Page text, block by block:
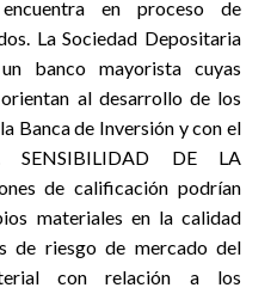
en proceso de
La Sociedad Depositaria
banco mayorista cuyas
al desarrollo de los
Banca de Inversión y con el
SENSIBILIDAD DE LA
de calificación podrían
materiales en la calidad
de riesgo de mercado del
con relación a los